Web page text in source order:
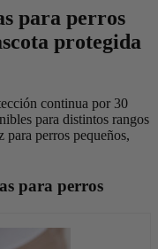
para perros
protegida
continua por 30
para distintos rangos
para perros pequeños,
para perros